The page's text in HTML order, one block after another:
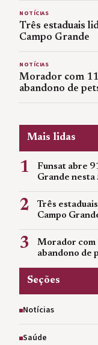
NOTÍCIAS
Três estaduais
Campo Grande
NOTÍCIAS
Morador com 11
abandono de
Mais lidas
1
Funsat abre
Grande nesta
2
Três
Campo
3
Morador com
abandono de
Seções
Notícias
Saúde